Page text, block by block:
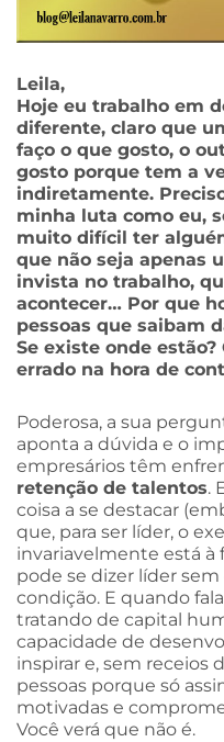
Leila,
Hoje eu trabalho em
diferente, claro que
faço o que gosto, o
gosto porque tem a
indiretamente.
minha luta como eu,
muito difícil ter
que não seja apenas
invista no trabalho,
acontecer… Por que
pessoas que saibam
Se existe onde
errado na hora de
Poderosa, a sua
aponta a dúvida e o
empresários têm
retenção de talentos.
coisa a se destacar
que, para ser líder, o
invariavelmente está à
pode se dizer líder
condição. E quando
tratando de capital
capacidade de
inspirar e, sem receios
pessoas porque só
motivadas e
Você verá que não é.